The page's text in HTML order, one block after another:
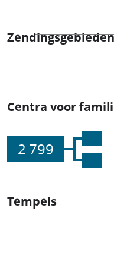
Zendingsgebieden
Centra voor
2 799
Tempels